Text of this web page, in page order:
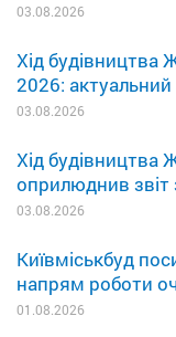
03.08.2026
Хід будівництва
2026: актуальний
03.08.2026
Хід будівництва
оприлюднив звіт
03.08.2026
Київміськбуд
напрям роботи
01.08.2026